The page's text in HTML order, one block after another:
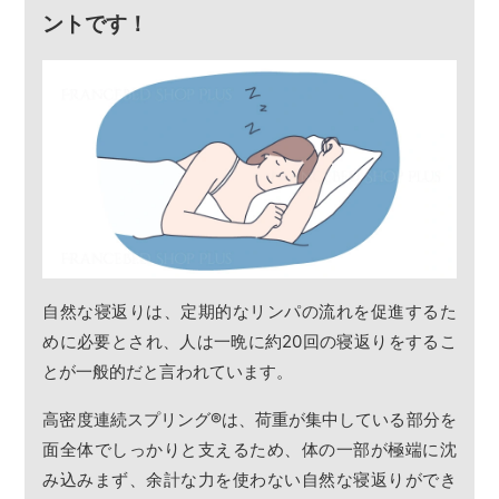
ントです！
自然な寝返りは、定期的なリンパの流れを促進するた
めに必要とされ、人は一晩に約20回の寝返りをするこ
とが一般的だと言われています。
高密度連続スプリング®は、荷重が集中している部分を
面全体でしっかりと支えるため、体の一部が極端に沈
み込みまず、余計な力を使わない自然な寝返りができ